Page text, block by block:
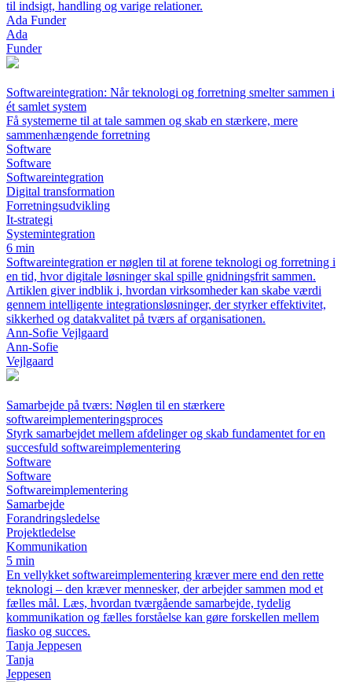
til indsigt, handling og varige relationer.
Ada Funder
Ada
Funder
Softwareintegration: Når teknologi og forretning smelter sammen i
ét samlet system
Få systemerne til at tale sammen og skab en stærkere, mere
sammenhængende forretning
Software
Software
Softwareintegration
Digital transformation
Forretningsudvikling
It-strategi
Systemintegration
6 min
Softwareintegration er nøglen til at forene teknologi og forretning i
en tid, hvor digitale løsninger skal spille gnidningsfrit sammen.
Artiklen giver indblik i, hvordan virksomheder kan skabe værdi
gennem intelligente integrationsløsninger, der styrker effektivitet,
sikkerhed og datakvalitet på tværs af organisationen.
Ann-Sofie Vejlgaard
Ann-Sofie
Vejlgaard
Samarbejde på tværs: Nøglen til en stærkere
softwareimplementeringsproces
Styrk samarbejdet mellem afdelinger og skab fundamentet for en
succesfuld softwareimplementering
Software
Software
Softwareimplementering
Samarbejde
Forandringsledelse
Projektledelse
Kommunikation
5 min
En vellykket softwareimplementering kræver mere end den rette
teknologi – den kræver mennesker, der arbejder sammen mod et
fælles mål. Læs, hvordan tværgående samarbejde, tydelig
kommunikation og fælles forståelse kan gøre forskellen mellem
fiasko og succes.
Tanja Jeppesen
Tanja
Jeppesen